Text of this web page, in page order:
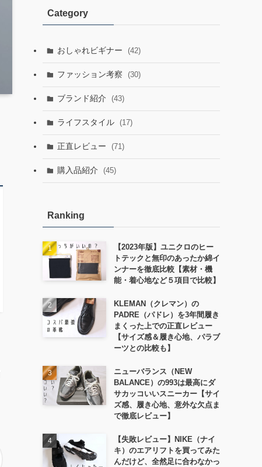
Category
おしゃれビギナー (42)
ファッション考察 (30)
ブランド紹介 (43)
ライフスタイル (17)
正直レビュー (71)
購入品紹介 (45)
Ranking
【2023年版】ユニクロのヒー
トテックと無印のあったか綿イ
ンナーを徹底比較【素材・機
能・着心地など５項目で比較】
KLEMAN（クレマン）の
PADRE（パドレ）を3年間履き
まくった上での正直レビュー
【サイズ感＆履き心地、パラブ
ーツとの比較も】
ニューバランス（NEW
BALANCE）の993は最高にダ
サカッコいいスニーカー【サイ
ズ感、履き心地、意外な欠点ま
で徹底レビュー】
【失敗レビュー】NIKE（ナイ
キ）のエアリフトを買ってみた
んだけど、全然足に合わなかっ